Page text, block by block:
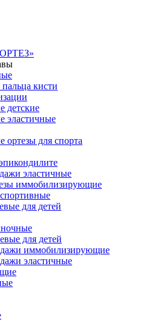
кисти
детские
эластичные
ортезы для спорта
эластичные
иммобилизирующие
для детей
для детей
иммобилизирующие
эластичные